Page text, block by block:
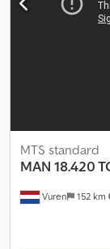
Vuren 152 km
MTS standard
MAN 18.420